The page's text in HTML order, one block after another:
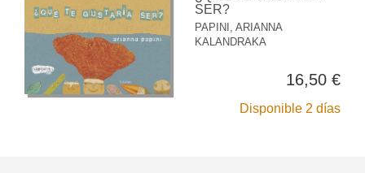
SER?
PAPINI, ARIANNA
KALANDRAKA
16,50 €
Disponible 2 días